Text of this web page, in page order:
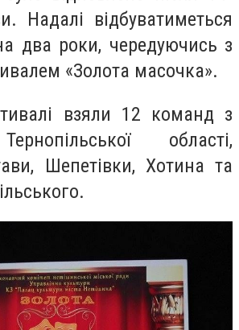
Надалі відбуватиметься
два роки, чередуючись з
«Золота масочка».
взяли 12 команд з
області,
Шепетівки, Хотина та